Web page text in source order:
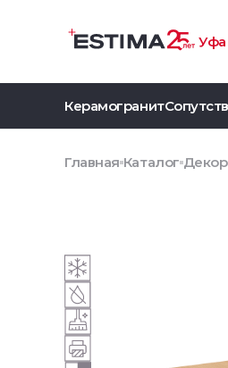
Уфа
Керамогранит
Главная Каталог